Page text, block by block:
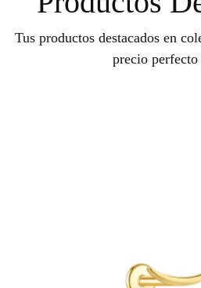
Tus productos destacados en
precio